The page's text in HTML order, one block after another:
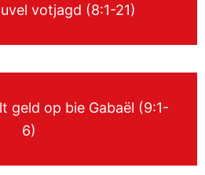
votjagd (8:1-21)
geld op bie Gabaël (9:1-
6)